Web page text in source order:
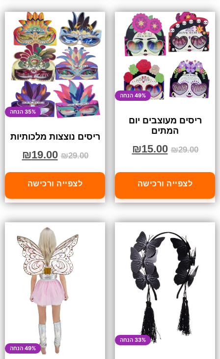
49% הנחה
ריסים מעוצבים יום
המתים
₪29.00
₪15.00
לצפייה ורכישה
35% הנחה
ריסים נוצצות מלכותיות
₪29.00
₪19.00
לצפייה ורכישה
33% הנחה
49% הנחה